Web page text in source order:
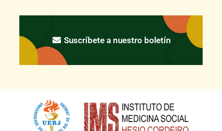
Suscríbete a nuestro boletín